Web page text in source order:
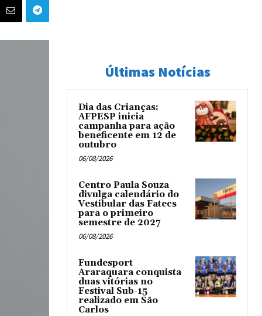
Últimas Notícias
Dia das Crianças:
AFPESP inicia
campanha para ação
beneficente em 12 de
outubro
06/08/2026
Centro Paula Souza
divulga calendário do
Vestibular das Fatecs
para o primeiro
semestre de 2027
06/08/2026
Fundesport
Araraquara conquista
duas vitórias no
Festival Sub-15
realizado em São
Carlos